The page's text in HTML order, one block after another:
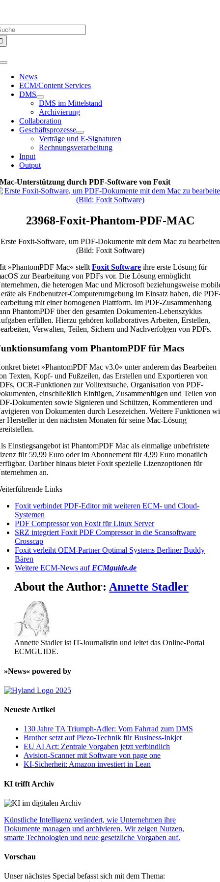
springen
Toggle
Navigation
News
ECM/Content Services
DMS
DMS im Mittelstand
Archivierung
Collaboration
Geschäftsprozesse
Verträge und E-Signaturen
Rechnungsverarbeitung
Input
Output
Mac-Unterstützung durch PDF-Software von Foxit
23968-Foxit-Phantom-PDF-MAC
Erste Foxit-Software, um PDF-Dokumente mit dem Mac zu bearbeiten
(Bild: Foxit Software)
»PhantomPDF Mac« stelltFoxit Software ihre erste Lösung für
zur Bearbeitung von PDFs vor. Die Lösung ermöglicht
die heterogen Mac und Microsoft beziehungsweise
als Endbenutzer-Computerumgebung im Einsatz haben, die
mit einer homogenen Plattform. Im PDF-Zusammenhang
PhantomPDF über den gesamten Dokumenten-Lebenszyklus
erfüllen. Hierzu gehören kollaboratives Arbeiten, Erstellen,
Verwalten, Teilen, Sichern und Nachverfolgen von PDFs.
vom PhantomPDF für Macs
bietet »PhantomPDF Mac v3.0« unter anderem das Bearbeiten
Texten, Kopf- und Fußzeilen, das Erstellen und Exportieren von
OCR-Funktionen zur Volltextsuche, Organisation von PDF-
einschließlich Einfügen, Zusammenfügen und Teilen von
Dokumenten sowie Signieren und Schützen, Kommentieren und
von Dokumenten durch Lesezeichen. Weitere Funktionen
Hersteller in den nächsten Monaten für seine Mac-Lösung
Einstiegsangebot ist PhantomPDF Mac als einmalige unbefristete
für 59,99 Euro oder im Abonnement für 4,99 Euro monatlich
Darüber hinaus bietet Foxit spezielle Lizenzoptionen für
an.
Links
Foxit verbindet PDF-Editor mit weiteren ECM- und Cloud-
Systemen
PDF Compressor von Foxit für Linux Server
SRZ integriert Foxit PDF Compressor in die Scansoftware
Crosscap
Foxit verleiht OEM-Partner Optimal Systems Berliner Buddy
Bären
Weitere ECM-News auf ECMguide.de
About the Author:Annette Stadler
Annette Stadler ist IT-Journalistin und leitet das Online-Portal
ECMGUIDE.
»News« powered by
Neueste Artikel
130 Jahre TA Triumph-Adler: Vom Fahrrad zum DMS
Brother setzt auf Piezo-Technik für Business-Inkjet
EU AI Act: Zentrale Vorgaben jetzt verbindlich
Avision-Scanner mit Software von page one
KI-Sicherheit: Amazon investiert in Lean
KI trifft Archiv
Künstliche Intelligenz verändert, wie Unternehmen ihre
Dokumente managen und archivieren. Wir zeigen Nutzen,
smarte Technologien und neue gesetzliche Vorgaben auf.
Vorschau
Unser nächstes Special befasst sich mit dem Thema: